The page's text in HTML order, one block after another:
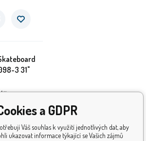
a styl v
3 31"
naším
5+ ks
a GDPR
Váš souhlas k využití jednotlivých dat, aby
ukazovat informace týkající se Vašich zájmů